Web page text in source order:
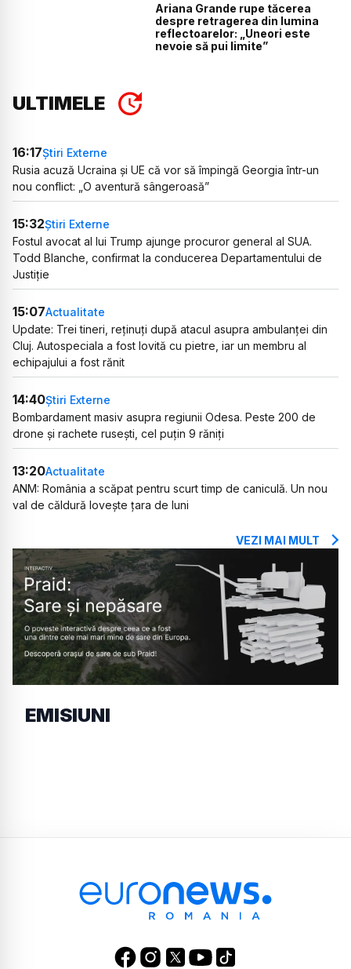
Ariana Grande rupe tăcerea
despre retragerea din lumina
reflectoarelor: „Uneori este
nevoie să pui limite”
ULTIMELE
16:17Știri Externe
Rusia acuză Ucraina și UE că vor să împingă Georgia într-un
nou conflict: „O aventură sângeroasă”
15:32Știri Externe
Fostul avocat al lui Trump ajunge procuror general al SUA.
Todd Blanche, confirmat la conducerea Departamentului de
Justiție
15:07Actualitate
Update: Trei tineri, reținuți după atacul asupra ambulanței din
Cluj. Autospeciala a fost lovită cu pietre, iar un membru al
echipajului a fost rănit
14:40Știri Externe
Bombardament masiv asupra regiunii Odesa. Peste 200 de
drone și rachete rusești, cel puțin 9 răniți
13:20Actualitate
ANM: România a scăpat pentru scurt timp de caniculă. Un nou
val de căldură lovește țara de luni
VEZI MAI MULT
EMISIUNI